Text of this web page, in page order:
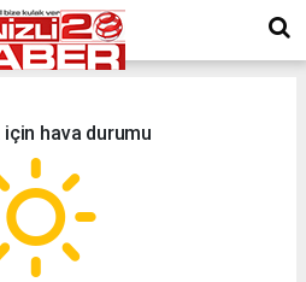
için hava durumu